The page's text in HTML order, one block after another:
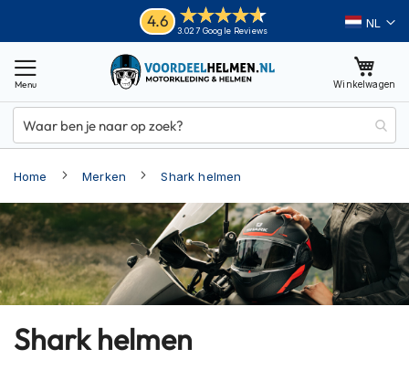
4.6
3.027 Google Reviews
Ga
naar
inhoud
Taal
Winkelwagen
M
o
t
o
h
l
e
n
A
d
v
n
t
Home Merken Shark helmen
Shark helmen